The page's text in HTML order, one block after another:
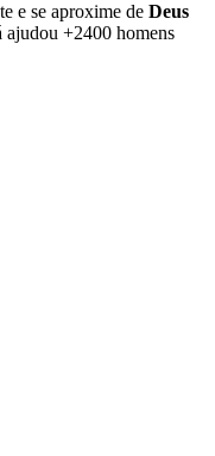
e se aproxime de Deus
ajudou +2400 homens